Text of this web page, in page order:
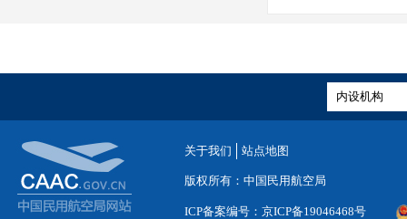
关于我们 站点地图
版权所有：中国民用航空局
ICP备案编号：京ICP备19046468号